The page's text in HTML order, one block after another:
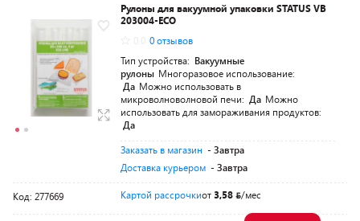
Рулоны для вакуумной упаковки STATUS VB
203004-ECO
0 отзывов
Тип устройства: Вакуумные
рулоны Многоразовое использование:
Да Можно использовать в
микроволноволновой печи: Да Можно
использовать для замораживания продуктов:
Да
Заказать в магазин - Завтра
Доставка курьером - Завтра
Код: 277669 Картой рассрочкиот3,58 /мес